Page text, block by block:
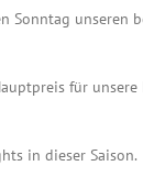
Sonntag unseren
für
in dieser Saison.